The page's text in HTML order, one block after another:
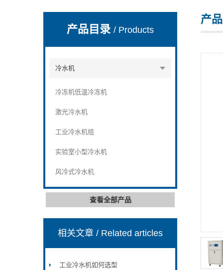
产品目录/ Products
冷水机
冷冻机低温冷冻机
激光冷水机
工业冷水机组
实验室小型冷水机
风冷式冷水机
查看全部产品
相关文章/ Related articles
工业冷水机如何选型
产